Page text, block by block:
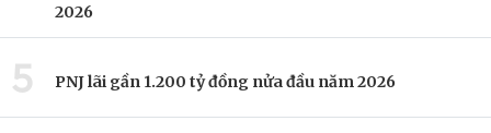
2026
5 PNJ lãi gần 1.200 tỷ đồng nửa đầu năm 2026